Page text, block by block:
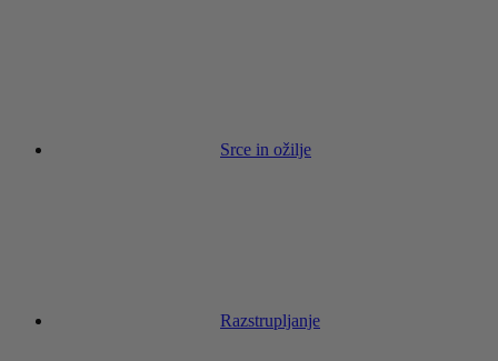
Srce in ožilje
Razstrupljanje